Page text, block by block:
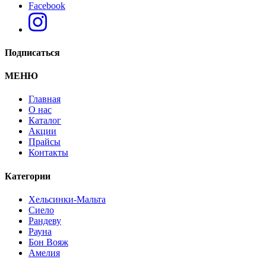
Facebook
Подписаться
МЕНЮ
Главная
О нас
Каталог
Акции
Прайсы
Контакты
Категории
Хельсинки-Мальта
Сиело
Рандеву
Рауна
Бон Вояж
Амелия